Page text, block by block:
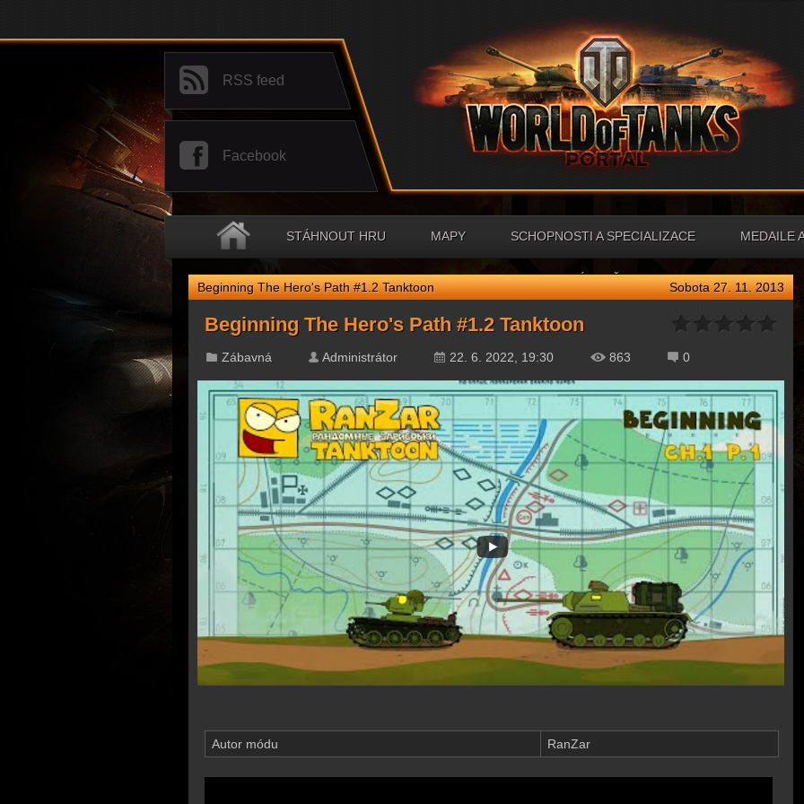
RSS feed
Facebook
STÁHNOUT HRU MAPY SCHOPNOSTI A SPECIALIZACE MEDAILE
NÁPOVĚDA
Beginning The Hero's Path #1.2 Tanktoon Sobota 27. 11. 2013
Beginning The Hero's Path #1.2 Tanktoon
Zábavná Administrátor 22. 6. 2022, 19:30 863 0
Autor módu RanZar